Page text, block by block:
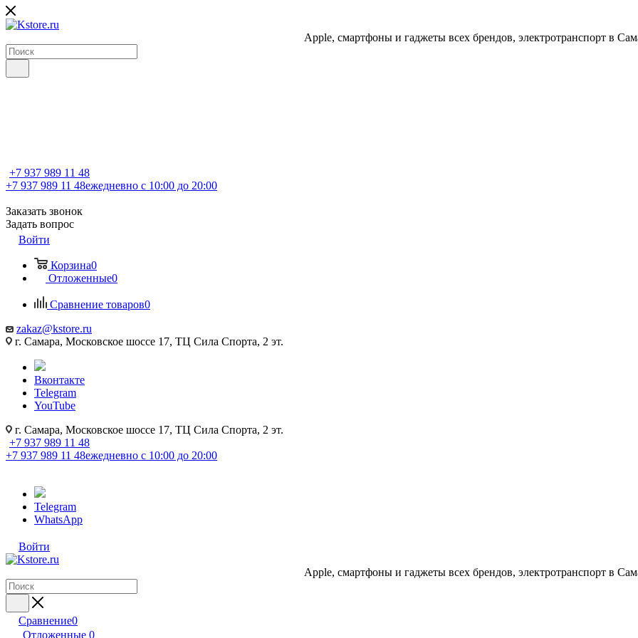
Apple, cмартфоны и гаджеты всех брендов, электротранспорт в
+7 937 989 11 48
+7 937 989 11 48ежедневно с 10:00 до 20:00
Заказать звонок
Задать вопрос
Войти
Корзина0
Отложенные0
Сравнение товаров0
zakaz@kstore.ru
г. Самара, Московское шоссе 17, ТЦ Сила Спорта, 2 эт.
Вконтакте
Telegram
YouTube
г. Самара, Московское шоссе 17, ТЦ Сила Спорта, 2 эт.
+7 937 989 11 48
+7 937 989 11 48ежедневно с 10:00 до 20:00
Telegram
WhatsApp
Войти
Apple, cмартфоны и гаджеты всех брендов, электротранспорт в
Сравнение0
Отложенные 0